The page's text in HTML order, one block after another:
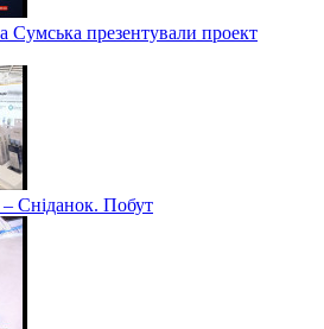
Сумська презентували проект
Сніданок. Побут